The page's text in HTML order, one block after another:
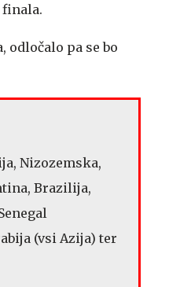
finala.
odločalo pa se bo
Nizozemska,
Brazilija,
(vsi Azija) ter